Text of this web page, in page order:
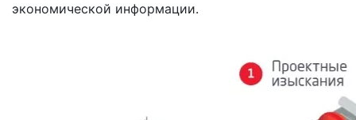
экономической информации.